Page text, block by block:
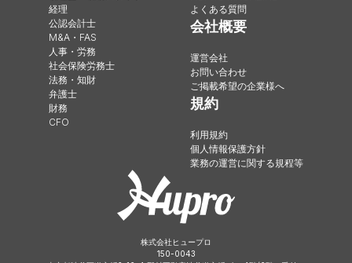
経理
公認会計士
M&A・FAS
人事・労務
社会保険労務士
法務・知財
弁護士
財務
CFO
よくある質問
会社概要
運営会社
お問い合わせ
ご掲載希望の企業様へ
規約
利用規約
個人情報保護方針
業務の運営に関する規程等
株式会社ヒュープロ
150-0043